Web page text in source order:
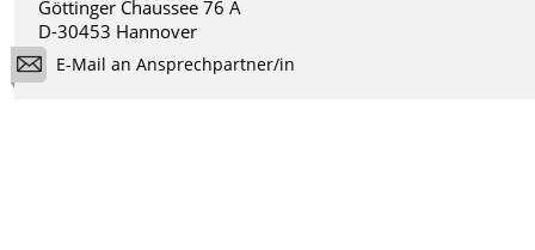
Göttinger Chaussee 76 A
D-30453 Hannover
E-Mail an Ansprechpartner/in